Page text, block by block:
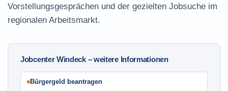
Vorstellungsgesprächen und der gezielten Jobsuche im
regionalen Arbeitsmarkt.
Jobcenter Windeck – weitere Informationen
Bürgergeld beantragen